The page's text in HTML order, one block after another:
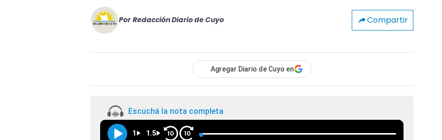
Por Redacción Diario de Cuyo Compartir
Agregar Diario de Cuyo en
Escuchá la nota completa
1 1.5 10 10